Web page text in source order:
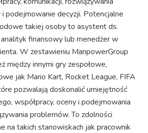
podejmowanie decyzji. Potencjalne
takiej osoby to asystent ds.
finansowy lub menedżer w
W zestawieniu ManpowerGroup
między innymi gry zespołowe,
jak Mario Kart, Rocket League, FIFA
pozwalają doskonalić umiejętność
współpracy, oceny i podejmowania
problemów. To zdolności
na takich stanowiskach jak pracownik